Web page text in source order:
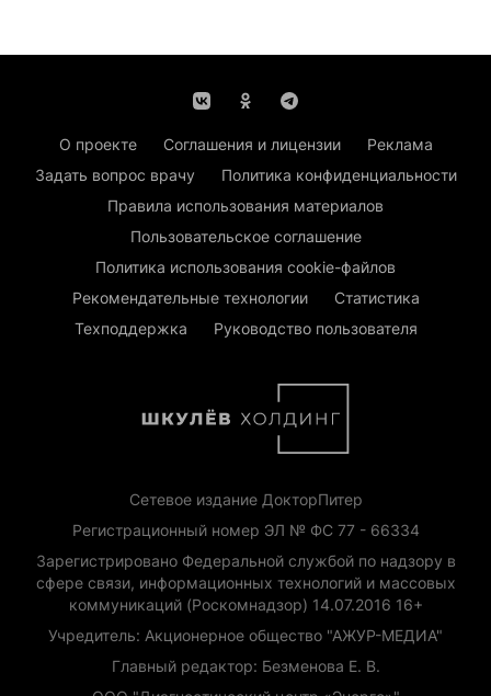
О проекте Соглашения и лицензии
Реклама
Задать вопрос врачу
Политика конфиденциальности
Правила использования материалов
Пользовательское соглашение
Политика использования cookie-файлов
Рекомендательные технологии
Статистика
Техподдержка
Руководство пользователя
Сетевое издание ДокторПитер
Регистрационный номер ЭЛ № ФС 77 - 66334
Зарегистрировано Федеральной службой по надзору в
сфере связи, информационных технологий и массовых
коммуникаций (Роскомнадзор) 14.07.2016 16+
Учредитель: Акционерное общество "АЖУР-МЕДИА"
Главный редактор: Безменова Е. В.